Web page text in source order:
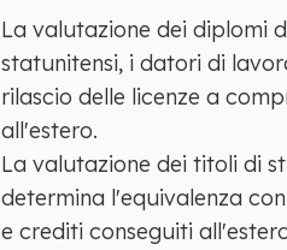
La valutazione dei diplomi
statunitensi, i datori di
rilascio delle licenze a
all'estero.
La valutazione dei titoli di
determina l'equivalenza
e crediti conseguiti